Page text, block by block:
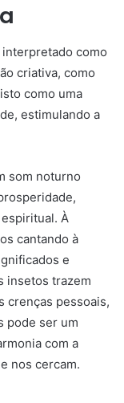
como
criativa, como
como uma
estimulando a
som noturno
À
cantando à
e
insetos trazem
crenças pessoais,
pode ser um
com a
nos cercam.